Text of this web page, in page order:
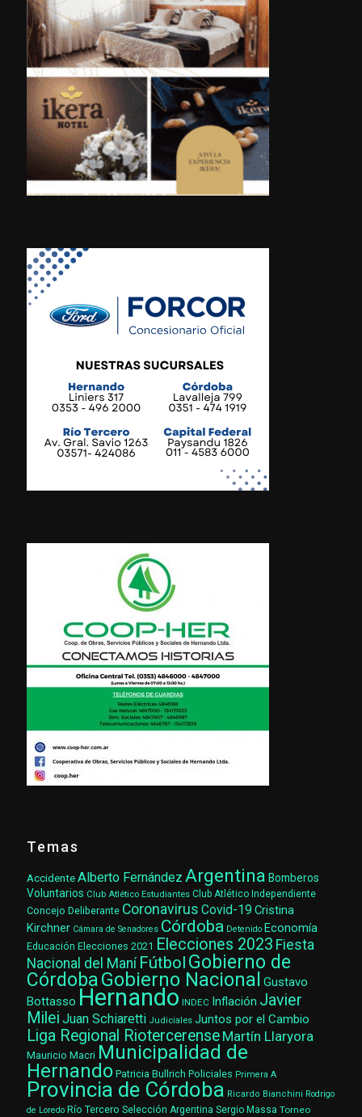
Temas
AccidenteAlberto Fernández Argentina Bomberos
Voluntarios Club Atlético Estudiantes Club Atlético Independiente
Concejo Deliberante Coronavirus Covid-19 Cristina
Kirchner Cámara de Senadores Córdoba Detenido Economía
Educación Elecciones 2021 Elecciones 2023 Fiesta
Nacional del Maní Fútbol Gobierno de
CórdobaGobierno Nacional Gustavo
Bottasso Hernando INDEC Inflación Javier
Milei Juan Schiaretti Judiciales Juntos por el Cambio
Liga Regional Riotercerense Martín Llaryora
Mauricio Macri Municipalidad de
Hernando Patricia Bullrich Policiales Primera A
Provincia de Córdoba Ricardo Bianchini Rodrigo
de Loredo Río Tercero Selección Argentina Sergio Massa Torneo